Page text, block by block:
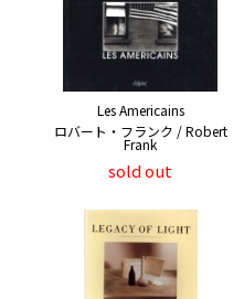
Les Americains
ロバート・フランク / Robert
Frank
sold out